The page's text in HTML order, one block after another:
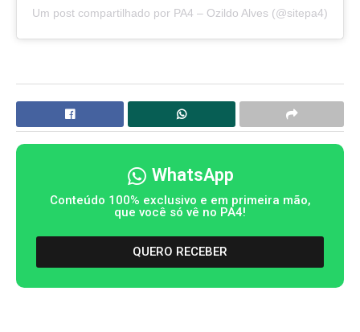
Um post compartilhado por PA4 – Ozildo Alves (@sitepa4)
WhatsApp
Conteúdo 100% exclusivo e em primeira mão,
que você só vê no PA4!
QUERO RECEBER